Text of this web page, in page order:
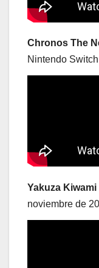
Chronos The
Nintendo
Yakuza
noviembre de